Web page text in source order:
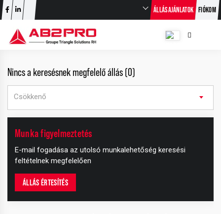
ÁLLÁSAJÁNLATOK FIÓKOM
Nincs a keresésnek megfelelő állás (0)
Csökkenő
Munka figyelmeztetés
E-mail fogadása az utolsó munkalehetőség keresési
feltételnek megfelelően
ÁLLÁS ÉRTESÍTÉS
+
−